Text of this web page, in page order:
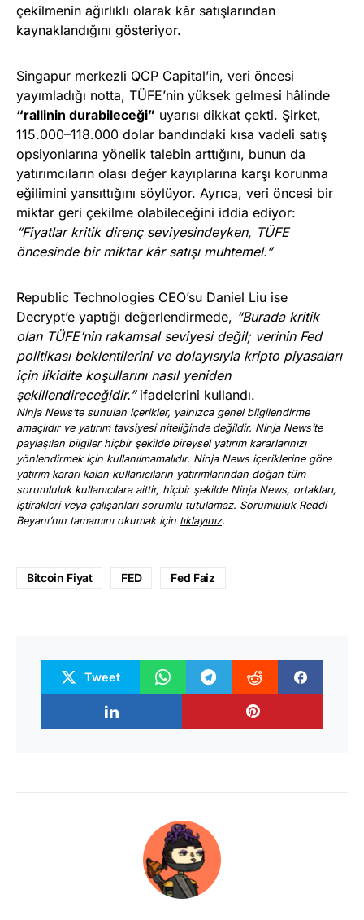
çekilmenin ağırlıklı olarak kâr satışlarından
kaynaklandığını gösteriyor.
Singapur merkezli QCP Capital’in, veri öncesi
yayımladığı notta, TÜFE’nin yüksek gelmesi hâlinde
“rallinin durabileceği” uyarısı dikkat çekti. Şirket,
115.000–118.000 dolar bandındaki kısa vadeli satış
opsiyonlarına yönelik talebin arttığını, bunun da
yatırımcıların olası değer kayıplarına karşı korunma
eğilimini yansıttığını söylüyor. Ayrıca, veri öncesi bir
miktar geri çekilme olabileceğini iddia ediyor:
“Fiyatlar kritik direnç seviyesindeyken, TÜFE
öncesinde bir miktar kâr satışı muhtemel.”
Republic Technologies CEO’su Daniel Liu ise
Decrypt’e yaptığı değerlendirmede, “Burada kritik
olan TÜFE’nin rakamsal seviyesi değil; verinin Fed
politikası beklentilerini ve dolayısıyla kripto piyasaları
için likidite koşullarını nasıl yeniden
şekillendireceğidir.”ifadelerini kullandı.
Ninja News’te sunulan içerikler, yalnızca genel bilgilendirme
amaçlıdır ve yatırım tavsiyesi niteliğinde değildir. Ninja News’te
paylaşılan bilgiler hiçbir şekilde bireysel yatırım kararlarınızı
yönlendirmek için kullanılmamalıdır. Ninja News içeriklerine göre
yatırım kararı kalan kullanıcıların yatırımlarından doğan tüm
sorumluluk kullanıcılara aittir, hiçbir şekilde Ninja News, ortakları,
iştirakleri veya çalışanları sorumlu tutulamaz. Sorumluluk Reddi
Beyanı’nın tamamını okumak için tıklayınız.
Bitcoin Fiyat FED Fed Faiz
Tweet